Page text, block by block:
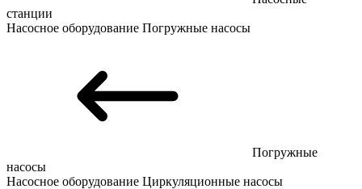
станции
Насосное оборудование Погружные насосы
Погружные
насосы
Насосное оборудование Циркуляционные насосы